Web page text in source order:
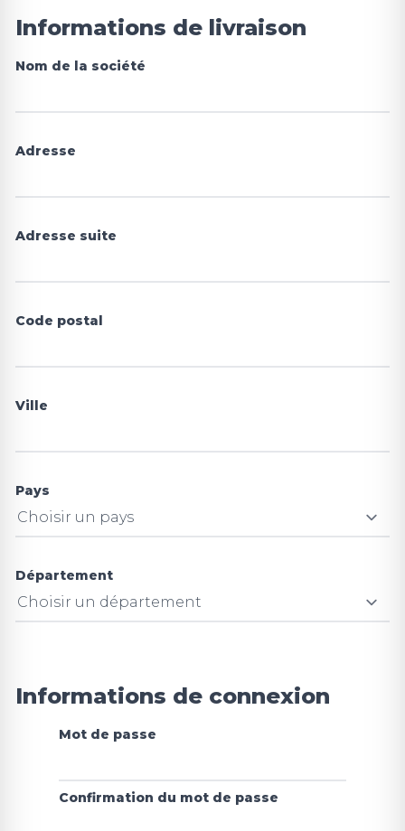
Informations de livraison
Nom de la société
Adresse
Adresse suite
Code postal
Ville
Pays
Département
Informations de connexion
Mot de passe
Confirmation du mot de passe